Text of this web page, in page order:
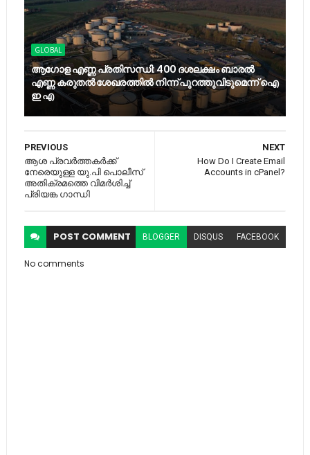
GLOBAL
ആഗോള എണ്ണ പ്രതിസന്ധി: 400 ദശലക്ഷം ബാരൽ
എണ്ണ കരുതൽ ശേഖരത്തിൽ നിന്ന് പുറത്തുവിടുമെന്ന് ഐ
ഇ എ
NEXT
How Do I Create Email
Accounts in cPanel?
PREVIOUS
ആശ പ്രവർത്തകർക്ക്
നേരെയുള്ള യു.പി പൊലീസ്
അതിക്രമത്തെ വിമർശിച്ച്
പ്രിയങ്ക ഗാന്ധി
POST COMMENT BLOGGER DISQUS FACEBOOK
No comments